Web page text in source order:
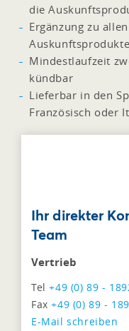
die
Ergänzung zu
Mindestlaufzeit
kündbar
Lieferbar in den
Französisch oder
Ihr direkter
Team
Vertrieb
Tel+49 (0) 89 -
Fax+49 (0) 89 -
E-Mail schreiben